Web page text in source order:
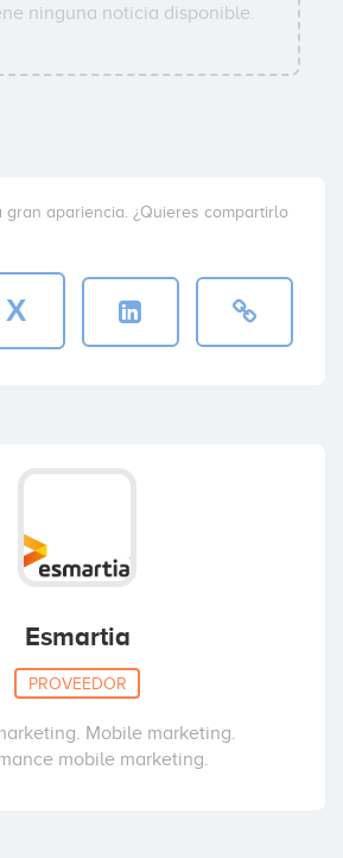
ninguna noticia disponible.
gran apariencia. ¿Quieres compartirlo
X
Esmartia
PROVEEDOR
Mobile marketing.
mobile marketing.